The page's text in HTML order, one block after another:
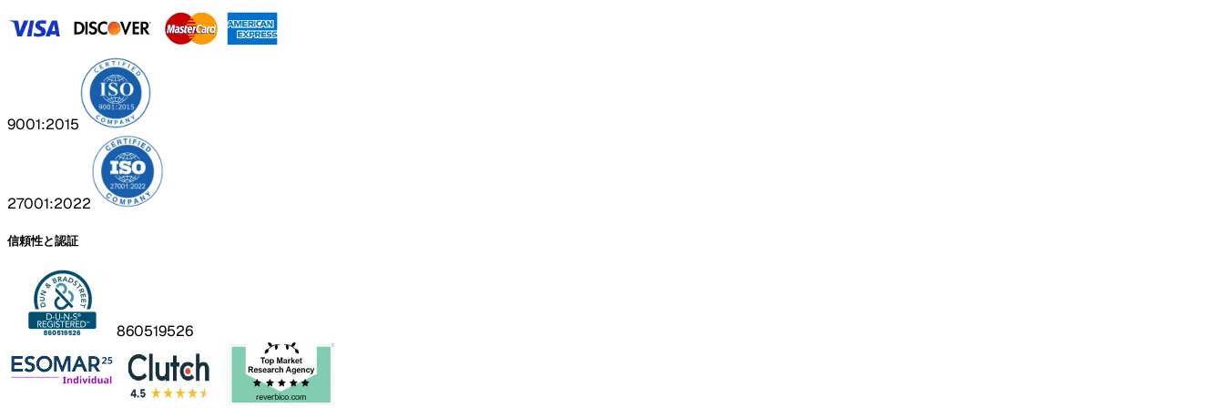
9001:2015
27001:2022
信頼性と認証
860519526